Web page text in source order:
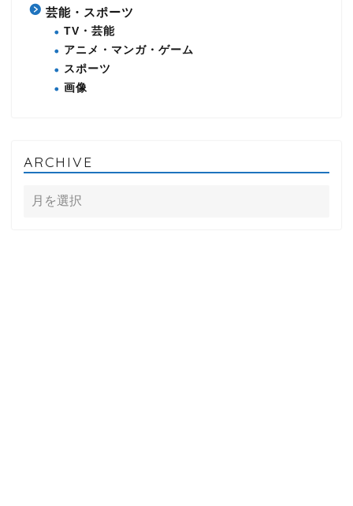
芸能・スポーツ
TV・芸能
アニメ・マンガ・ゲーム
スポーツ
画像
ARCHIVE